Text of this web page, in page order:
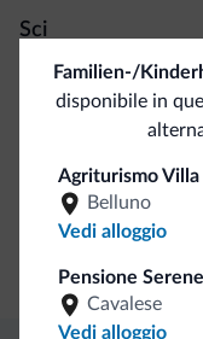
Sci
Piste da sci/
Skibus gratuito
Sport e attività
Animazione
Familien-/
disponibile in
Agriturismo
Belluno
Vedi alloggio
Pensione
Cavalese
Vedi alloggio